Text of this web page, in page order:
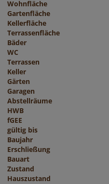
Wohnfläche
Gartenfläche
Kellerfläche
Terrassenfläche
Bäder
WC
Terrassen
Keller
Gärten
Garagen
Abstellräume
HWB
fGEE
gültig bis
Baujahr
Erschließung
Bauart
Zustand
Hauszustand